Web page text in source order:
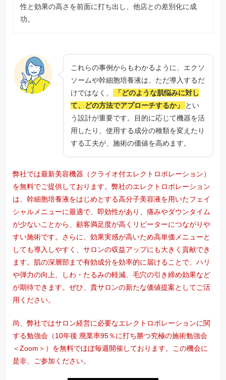
性と効果の高さを前面に打ち出し、他店との差別化に成
功。
これらの事例からもわかるように、エクソ
ソームや幹細胞培養液は、ただ導入するだ
けではなく、
「どのような肌悩みに対し
て、どの方法でアプローチするか」
とい
う設計が重要です。目的に応じて機器を活
用したり、使用する成分の種類を変えたり
する工夫が、施術の価値を高めます。
弊社では最新美容機器（クライオ付エレクトロポレーション）
を無料でご提供しております。弊社のエレクトロポレーション
は、幹細胞培養液をはじめとする高分子美容液を用いたフェイ
シャルメニューに最適で、即効性があり、痛みやダウンタイム
が少ないことから、顧客満足度が高くリピーターにつながりや
すい施術です。さらに、効果実感が高いため高単価メニューと
しても導入しやすく、サロンの収益アップにも大きく貢献でき
ます。肌の深層部まで有効成分を効率的に届けることで、ハリ
や弾力の向上、しわ・たるみの軽減、毛穴の引き締め効果など
が期待できます。ぜひ、貴サロンの新たな価値提案としてご活
用ください。
尚、弊社ではサロン経営に必要なエレクトロポレーションに関
する勉強会（10年後 廃業率95％に打ち勝つ究極の施術勉強会
＜Zoom＞）を無料でほぼ毎週開催しております。この機会に
是非、ご参加ください。